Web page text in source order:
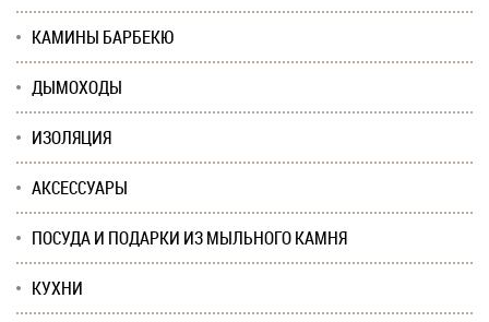
КАМИНЫ БАРБЕКЮ
ДЫМОХОДЫ
ИЗОЛЯЦИЯ
АКСЕССУАРЫ
ПОСУДА И ПОДАРКИ ИЗ МЫЛЬНОГО КАМНЯ
КУХНИ